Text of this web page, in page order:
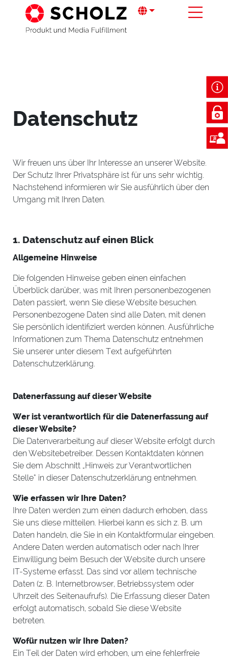
Datenschutz
Wir freuen uns über Ihr Interesse an unserer Website.
Der Schutz Ihrer Privatsphäre ist für uns sehr wichtig.
Nachstehend informieren wir Sie ausführlich über den
Umgang mit Ihren Daten.
1. Datenschutz auf einen Blick
Allgemeine Hinweise
Die folgenden Hinweise geben einen einfachen
Überblick darüber, was mit Ihren personenbezogenen
Daten passiert, wenn Sie diese Website besuchen.
Personenbezogene Daten sind alle Daten, mit denen
Sie persönlich identifiziert werden können. Ausführliche
Informationen zum Thema Datenschutz entnehmen
Sie unserer unter diesem Text aufgeführten
Datenschutzerklärung.
Datenerfassung auf dieser Website
Wer ist verantwortlich für die Datenerfassung auf
dieser Website?
Die Datenverarbeitung auf dieser Website erfolgt durch
den Websitebetreiber. Dessen Kontaktdaten können
Sie dem Abschnitt „Hinweis zur Verantwortlichen
Stelle“ in dieser Datenschutzerklärung entnehmen.
Wie erfassen wir Ihre Daten?
Ihre Daten werden zum einen dadurch erhoben, dass
Sie uns diese mitteilen. Hierbei kann es sich z. B. um
Daten handeln, die Sie in ein Kontaktformular eingeben.
Andere Daten werden automatisch oder nach Ihrer
Einwilligung beim Besuch der Website durch unsere
IT-Systeme erfasst. Das sind vor allem technische
Daten (z. B. Internetbrowser, Betriebssystem oder
Uhrzeit des Seitenaufrufs). Die Erfassung dieser Daten
erfolgt automatisch, sobald Sie diese Website
betreten.
Wofür nutzen wir Ihre Daten?
Ein Teil der Daten wird erhoben, um eine fehlerfreie